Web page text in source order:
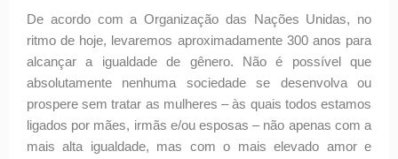
De acordo com a Organização das Nações Unidas, no
ritmo de hoje, levaremos aproximadamente 300 anos para
alcançar a igualdade de gênero. Não é possível que
absolutamente nenhuma sociedade se desenvolva ou
prospere sem tratar as mulheres – às quais todos estamos
ligados por mães, irmãs e/ou esposas – não apenas com a
mais alta igualdade, mas com o mais elevado amor e